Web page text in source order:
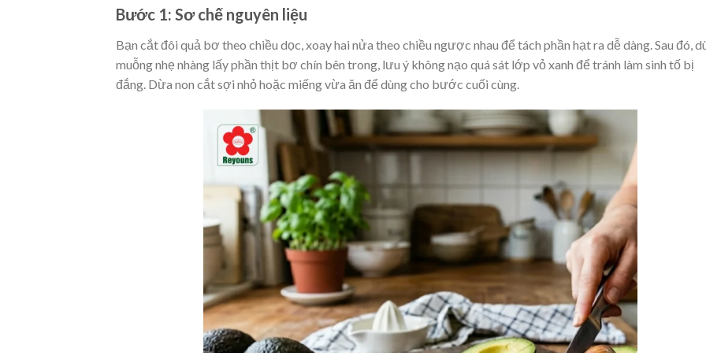
Bước 1: Sơ chế nguyên liệu
Bạn cắt đôi quả bơ theo chiều dọc, xoay hai nửa theo chiều ngược nhau để tách phần hạt ra dễ dàng. Sau đó,
muỗng nhẹ nhàng lấy phần thịt bơ chín bên trong, lưu ý không nạo quá sát lớp vỏ xanh để tránh làm sinh tố bị
đắng. Dừa non cắt sợi nhỏ hoặc miếng vừa ăn để dùng cho bước cuối cùng.